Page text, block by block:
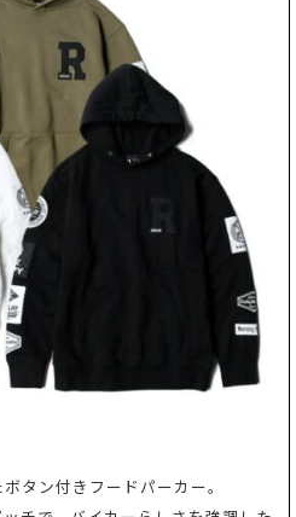
タン付きフードパーカー。